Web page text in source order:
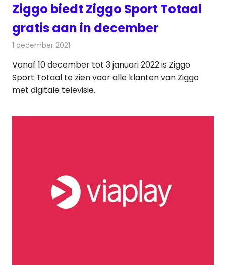
Ziggo biedt Ziggo Sport Totaal
gratis aan in december
1 december 2021
Vanaf 10 december tot 3 januari 2022 is Ziggo
Sport Totaal te zien voor alle klanten van Ziggo
met digitale televisie.